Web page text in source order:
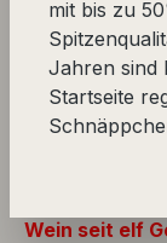
Willkommen
besondere
Wein seit elf
mit bis zu
Jahren sind
Startseite